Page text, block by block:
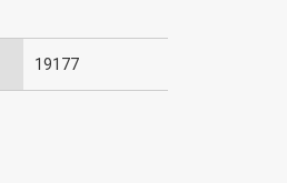
19177